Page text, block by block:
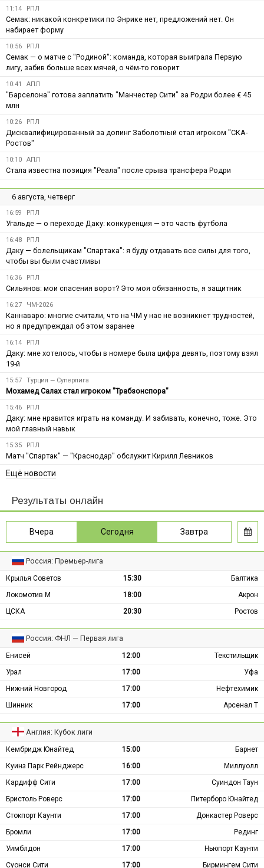
11:14 РПЛ
Семак: никакой конкретики по Энрике нет, предложений нет. Он
набирает форму
10:56 РПЛ
Семак — о матче с "Родиной": команда, которая выиграла Первую
лигу, забив больше всех мячей, о чём-то говорит
10:41 АПЛ
"Барселона" готова заплатить "Манчестер Сити" за Родри более € 45
млн
10:26 РПЛ
Дисквалифицированный за допинг Заболотный стал игроком "СКА-
Ростов"
10:10 АПЛ
Стала известна позиция "Реала" после срыва трансфера Родри
6 августа, четверг
16:59 РПЛ
Угальде — о переходе Даку: конкуренция — это часть футбола
16:48 РПЛ
Даку — болельщикам "Спартака": я буду отдавать все силы для того,
чтобы вы были счастливы
16:36 РПЛ
Сильянов: мои спасения ворот? Это моя обязанность, я защитник
16:27 ЧМ-2026
Каннаваро: многие считали, что на ЧМ у нас не возникнет трудностей,
но я предупреждал об этом заранее
16:14 РПЛ
Даку: мне хотелось, чтобы в номере была цифра девять, поэтому взял
19-й
15:57 Турция — Суперлига
Мохамед Салах стал игроком "Трабзонспора"
15:46 РПЛ
Даку: мне нравится играть на команду. И забивать, конечно, тоже. Это
мой главный навык
15:35 РПЛ
Матч "Спартак" — "Краснодар" обслужит Кирилл Левников
Ещё новости
Результаты онлайн
Вчера Сегодня Завтра
Россия: Премьер-лига
Крылья Советов 15:30
Балтика
Локомотив М
18:00
Акрон
ЦСКА
20:30 Ростов
Россия: ФНЛ — Первая лига
Енисей 12:00
Текстильщик
Урал
17:00
Уфа
Нижний Новгород
17:00
Нефтехимик
Шинник
17:00 Арсенал Т
Англия: Кубок лиги
Кембридж Юнайтед 15:00
Барнет
Куинз Парк Рейнджерс
16:00
Миллуолл
Кардифф Сити
17:00
Суиндон Таун
Бристоль Роверс
17:00
Питерборо Юнайтед
Стокпорт Каунти
17:00
Донкастер Роверс
Бромли
17:00
Рединг
Уимблдон
17:00
Ньюпорт Каунти
Суонси Сити
17:00 Бирмингем Сити